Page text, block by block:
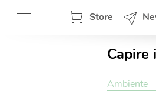
Store
Capire
Ambiente